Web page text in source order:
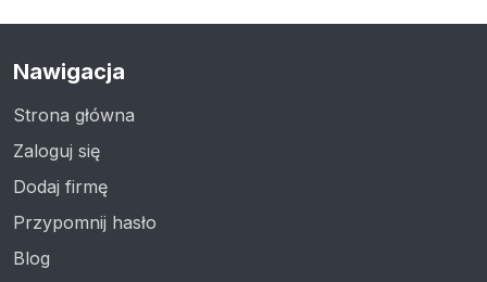
Nawigacja
Strona główna
Zaloguj się
Dodaj firmę
Przypomnij hasło
Blog